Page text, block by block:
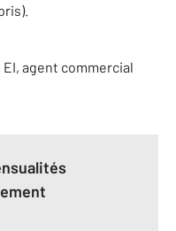
EI, agent commercial